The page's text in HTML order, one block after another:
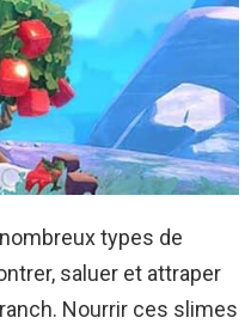
types de
saluer et attraper
Nourrir ces slimes